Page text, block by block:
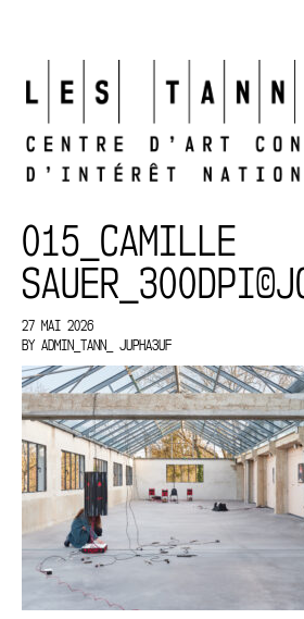
015_CAMILLE
27 MAI 2026
BY ADMIN_TANN_ JUPHA3UF